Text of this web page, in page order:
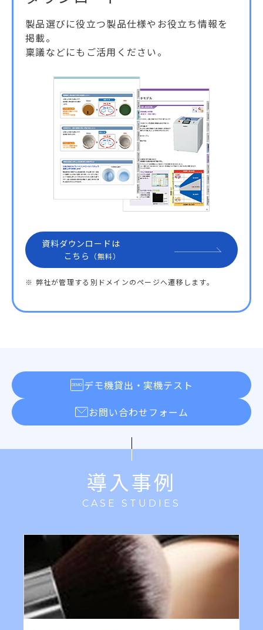
製品選びに役立つ製品仕様やお役立ち情報を
掲載。
稟議などにもご活用ください。
資料ダウンロードは
こちら
（無料）
※ 弊社が管理する別ドメインのページへ遷移します。
デモ機貸出・実機テスト
お問い合わせフォーム
導入事例
CASE STUDIES